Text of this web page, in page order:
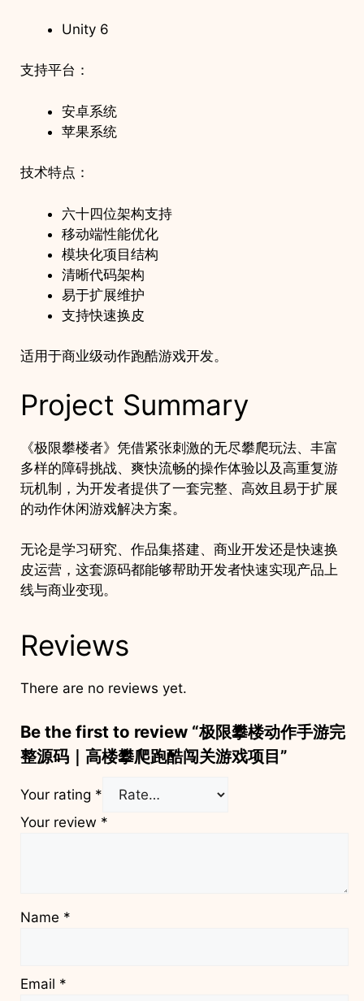
Unity 6
支持平台：
安卓系统
苹果系统
技术特点：
六十四位架构支持
移动端性能优化
模块化项目结构
清晰代码架构
易于扩展维护
支持快速换皮
适用于商业级动作跑酷游戏开发。
Project Summary
《极限攀楼者》凭借紧张刺激的无尽攀爬玩法、丰富
多样的障碍挑战、爽快流畅的操作体验以及高重复游
玩机制，为开发者提供了一套完整、高效且易于扩展
的动作休闲游戏解决方案。
无论是学习研究、作品集搭建、商业开发还是快速换
皮运营，这套源码都能够帮助开发者快速实现产品上
线与商业变现。
Reviews
There are no reviews yet.
Be the first to review “极限攀楼动作手游完
整源码｜高楼攀爬跑酷闯关游戏项目”
Your rating *
Your review *
Name *
Email *